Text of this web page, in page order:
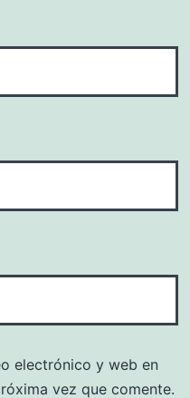
electrónico y web en
vez que comente.